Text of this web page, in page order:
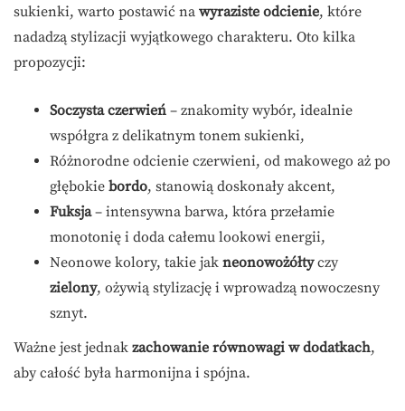
sukienki, warto postawić na wyraziste odcienie, które
nadadzą stylizacji wyjątkowego charakteru. Oto kilka
propozycji:
Soczysta czerwień – znakomity wybór, idealnie
współgra z delikatnym tonem sukienki,
Różnorodne odcienie czerwieni, od makowego aż po
głębokie bordo, stanowią doskonały akcent,
Fuksja– intensywna barwa, która przełamie
monotonię i doda całemu lookowi energii,
Neonowe kolory, takie jak neonowożółtyczy
zielony, ożywią stylizację i wprowadzą nowoczesny
sznyt.
Ważne jest jednak zachowanie równowagi w dodatkach,
aby całość była harmonijna i spójna.